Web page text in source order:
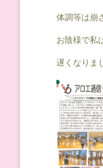
体調等は崩
お陰様で私
遅くなりま